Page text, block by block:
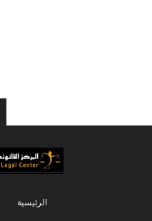
الرئيسية